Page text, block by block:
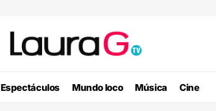
Espectáculos Mundo loco Música Cine